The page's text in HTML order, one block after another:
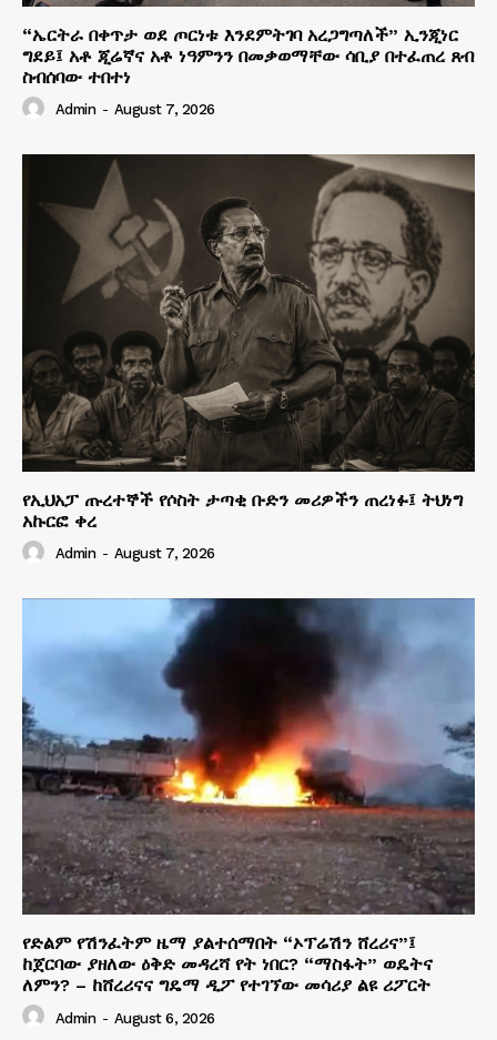
“ኤርትራ በቀጥታ ወደ ጦርነቱ እንደምትገባ አረጋግጣለች” ኢንጂነር
ግደይ፤ አቶ ጂሬኛና አቶ ነዓምንን በመቃወማቸው ሳቢያ በተፈጠረ ጸብ
ስብሰባው ተበተነ
Admin - August 7, 2026
የኢህአፓ ጡረተኞች የሶስት ታጣቂ ቡድን መሪዎችን ጠረነፉ፤ ትህነግ
አኩርፎ ቀረ
Admin - August 7, 2026
የድልም የሽንፈትም ዜማ ያልተሰማበት “ኦፕሬሽን ሸረሪና”፤
ከጀርባው ያዘለው ዕቅድ መዳረሻ የት ነበር? “ማስፋት” ወዴትና
ለምን? – ከሸረሪናና ግዴማ ዲፖ የተገኘው መሳሪያ ልዩ ሪፖርት
Admin - August 6, 2026